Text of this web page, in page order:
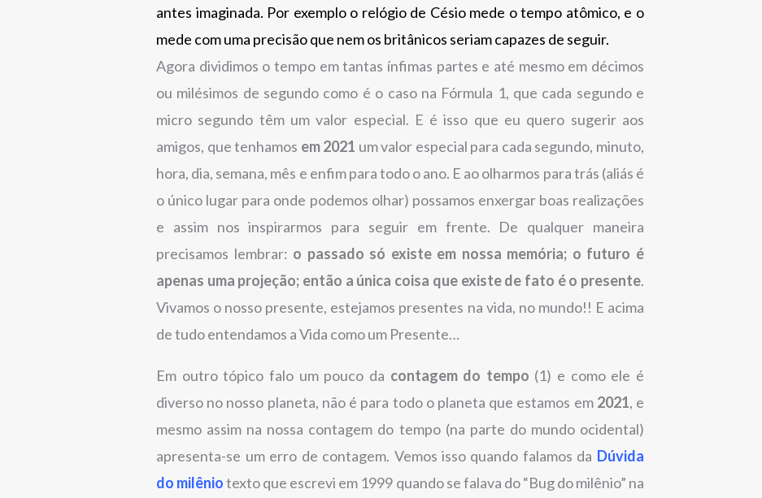
antes imaginada. Por exemplo o relógio de Césio mede o tempo atômico, e o
mede com uma precisão que nem os britânicos seriam capazes de seguir.
Agora dividimos o tempo em tantas ínfimas partes e até mesmo em décimos
ou milésimos de segundo como é o caso na Fórmula 1, que cada segundo e
micro segundo têm um valor especial. E é isso que eu quero sugerir aos
amigos, que tenhamos em 2021 um valor especial para cada segundo, minuto,
hora, dia, semana, mês e enfim para todo o ano. E ao olharmos para trás (aliás é
o único lugar para onde podemos olhar) possamos enxergar boas realizações
e assim nos inspirarmos para seguir em frente. De qualquer maneira
precisamos lembrar: o passado só existe em nossa memória; o futuro é
apenas uma projeção; então a única coisa que existe de fato é o presente.
Vivamos o nosso presente, estejamos presentes na vida, no mundo!! E acima
de tudo entendamos a Vida como um Presente…
Em outro tópico falo um pouco da contagem do tempo (1) e como ele é
diverso no nosso planeta, não é para todo o planeta que estamos em 2021, e
mesmo assim na nossa contagem do tempo (na parte do mundo ocidental)
apresenta-se um erro de contagem. Vemos isso quando falamos da Dúvida
do milêniotexto que escrevi em 1999 quando se falava do “Bug do milênio” na